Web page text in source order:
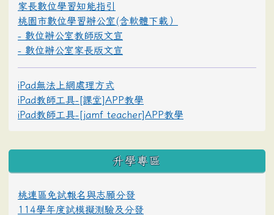
家長數位學習知能指引
桃園市數位學習辦公室(含軟體下載）
- 數位辦公室教師版文宣
- 數位辦公室家長版文宣
iPad無法上網處理方式
iPad教師工具-[課堂]APP教學
iPad教師工具-[jamf teacher]APP教學
升學專區
桃連區免試報名與志願分發
114學年度試模擬測驗及分發